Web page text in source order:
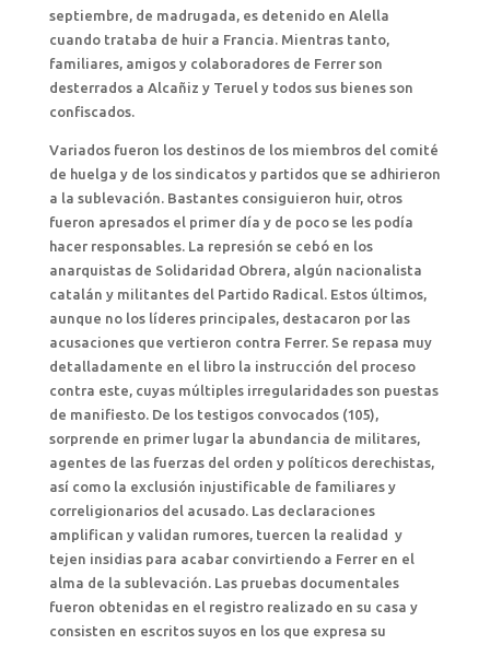
septiembre, de madrugada, es detenido en Alella
cuando trataba de huir a Francia. Mientras tanto,
familiares, amigos y colaboradores de Ferrer son
desterrados a Alcañiz y Teruel y todos sus bienes son
confiscados.
Variados fueron los destinos de los miembros del comité
de huelga y de los sindicatos y partidos que se adhirieron
a la sublevación. Bastantes consiguieron huir, otros
fueron apresados el primer día y de poco se les podía
hacer responsables. La represión se cebó en los
anarquistas de Solidaridad Obrera, algún nacionalista
catalán y militantes del Partido Radical. Estos últimos,
aunque no los líderes principales, destacaron por las
acusaciones que vertieron contra Ferrer. Se repasa muy
detalladamente en el libro la instrucción del proceso
contra este, cuyas múltiples irregularidades son puestas
de manifiesto. De los testigos convocados (105),
sorprende en primer lugar la abundancia de militares,
agentes de las fuerzas del orden y políticos derechistas,
así como la exclusión injustificable de familiares y
correligionarios del acusado. Las declaraciones
amplifican y validan rumores, tuercen la realidad y
tejen insidias para acabar convirtiendo a Ferrer en el
alma de la sublevación. Las pruebas documentales
fueron obtenidas en el registro realizado en su casa y
consisten en escritos suyos en los que expresa su